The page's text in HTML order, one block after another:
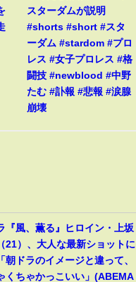
スターダムが説明
#shorts #short #スタ
ーダム #stardom #プロ
レス #女子プロレス #格
闘技 #newblood #中野
たむ #訃報 #悲報 #涙腺
崩壊
『風、薫る』ヒロイン・上坂
21）、大人な最新ショットに
朝ドラのイメージと違って、
くちゃかっこいい」(ABEMA